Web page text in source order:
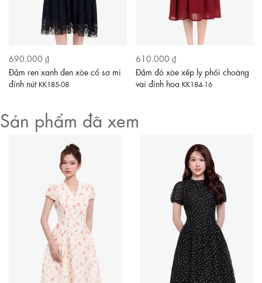
690.000 ₫
Đầm ren xanh đen xòe cổ sơ mi
đính nút KK185-08
610.000 ₫
Đầm đỏ xòe xếp ly phối choàng
vai đính hoa KK184-16
Sản phẩm đã xem